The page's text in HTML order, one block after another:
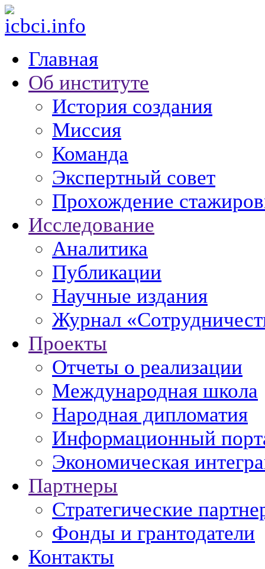
Главная
Об институте
История создания
Миссия
Команда
Экспертный совет
Прохождение
Исследование
Аналитика
Публикации
Научные издания
Журнал
Проекты
Отчеты о реализации
Международная школа
Народная дипломатия
Информационный
Экономическая
Партнеры
Стратегические
Фонды и грантодатели
Контакты